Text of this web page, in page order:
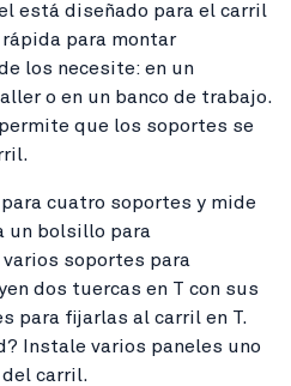
está diseñado para el carril
para montar
los necesite: en un
o en un banco de trabajo.
que los soportes se
cuatro soportes y mide
un bolsillo para
soportes para
dos tuercas en T con sus
para fijarlas al carril en T.
Instale varios paneles uno
carril.